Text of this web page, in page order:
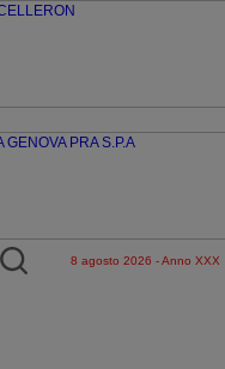
8 agosto 2026 - Anno XXX